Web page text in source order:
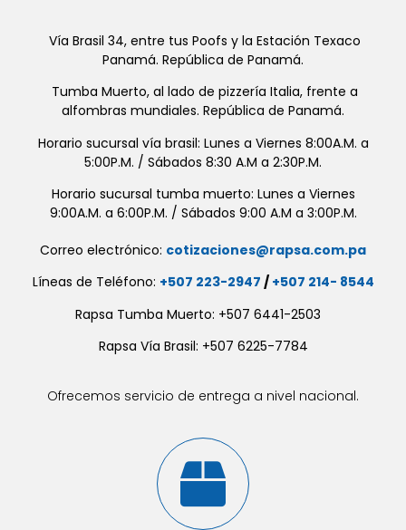
Vía Brasil 34, entre tus Poofs y la Estación Texaco
Panamá. República de Panamá.
Tumba Muerto, al lado de pizzería Italia, frente a
alfombras mundiales. República de Panamá.
Horario sucursal vía brasil: Lunes a Viernes 8:00A.M. a
5:00P.M. / Sábados 8:30 A.M a 2:30P.M.
Horario sucursal tumba muerto: Lunes a Viernes
9:00A.M. a 6:00P.M. / Sábados 9:00 A.M a 3:00P.M.
Correo electrónico: cotizaciones@rapsa.com.pa
Líneas de Teléfono: +507 223-2947 / +507 214- 8544
Rapsa Tumba Muerto: +507 6441-2503
Rapsa Vía Brasil: +507 6225-7784
Ofrecemos servicio de entrega a nivel nacional.